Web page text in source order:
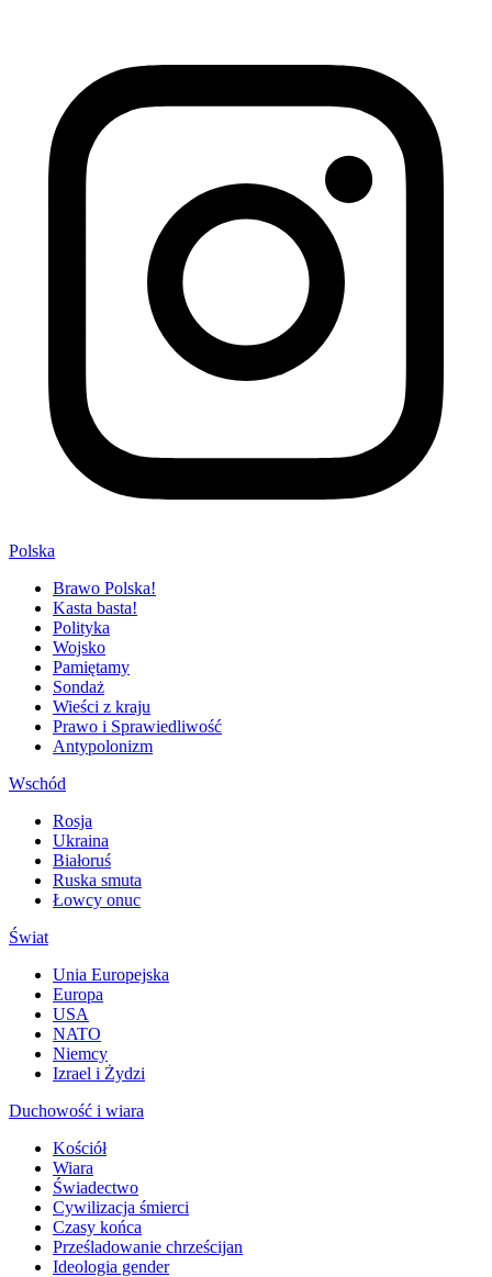
Polska
Brawo Polska!
Kasta basta!
Polityka
Wojsko
Pamiętamy
Sondaż
Wieści z kraju
Prawo i Sprawiedliwość
Antypolonizm
Wschód
Rosja
Ukraina
Białoruś
Ruska smuta
Łowcy onuc
Świat
Unia Europejska
Europa
USA
NATO
Niemcy
Izrael i Żydzi
Duchowość i wiara
Kościół
Wiara
Świadectwo
Cywilizacja śmierci
Czasy końca
Prześladowanie chrześcijan
Ideologia gender